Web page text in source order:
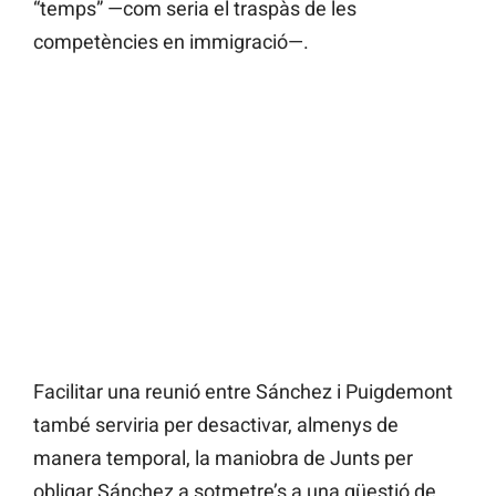
“temps” —com seria el traspàs de les
competències en immigració—.
Facilitar una reunió entre Sánchez i Puigdemont
també serviria per desactivar, almenys de
manera temporal, la maniobra de Junts per
obligar Sánchez a sotmetre’s a una qüestió de